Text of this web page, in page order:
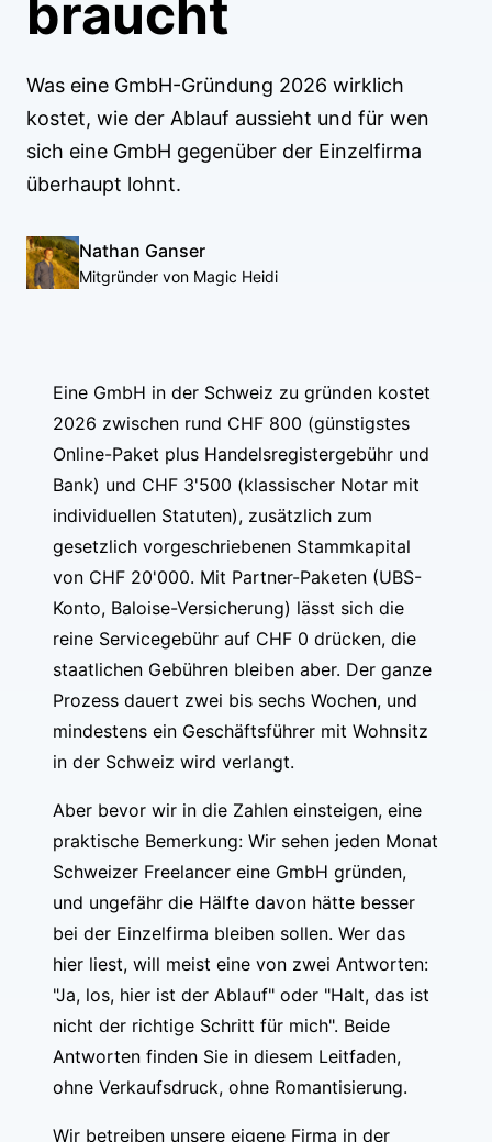
braucht
Was eine GmbH-Gründung 2026 wirklich
kostet, wie der Ablauf aussieht und für wen
sich eine GmbH gegenüber der Einzelfirma
überhaupt lohnt.
Nathan Ganser
Mitgründer von Magic Heidi
Eine GmbH in der Schweiz zu gründen kostet
2026 zwischen rund CHF 800 (günstigstes
Online-Paket plus Handelsregistergebühr und
Bank) und CHF 3'500 (klassischer Notar mit
individuellen Statuten), zusätzlich zum
gesetzlich vorgeschriebenen Stammkapital
von CHF 20'000. Mit Partner-Paketen (UBS-
Konto, Baloise-Versicherung) lässt sich die
reine Servicegebühr auf CHF 0 drücken, die
staatlichen Gebühren bleiben aber. Der ganze
Prozess dauert zwei bis sechs Wochen, und
mindestens ein Geschäftsführer mit Wohnsitz
in der Schweiz wird verlangt.
Aber bevor wir in die Zahlen einsteigen, eine
praktische Bemerkung: Wir sehen jeden Monat
Schweizer Freelancer eine GmbH gründen,
und ungefähr die Hälfte davon hätte besser
bei der Einzelfirma bleiben sollen. Wer das
hier liest, will meist eine von zwei Antworten:
"Ja, los, hier ist der Ablauf" oder "Halt, das ist
nicht der richtige Schritt für mich". Beide
Antworten finden Sie in diesem Leitfaden,
ohne Verkaufsdruck, ohne Romantisierung.
Wir betreiben unsere eigene Firma in der